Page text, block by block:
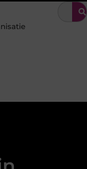
en systeembouw